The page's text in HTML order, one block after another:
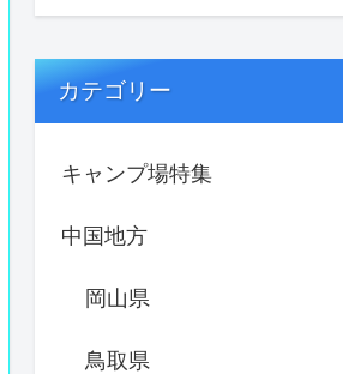
カテゴリー
キャンプ場特集
中国地方
岡山県
鳥取県